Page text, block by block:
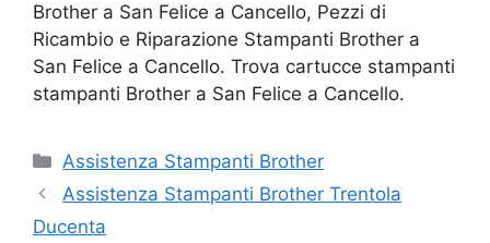
Brother a San Felice a Cancello, Pezzi di
Ricambio e Riparazione Stampanti Brother a
San Felice a Cancello. Trova cartucce stampanti
stampanti Brother a San Felice a Cancello.
Categorie
Assistenza Stampanti Brother
Assistenza Stampanti Brother Trentola
Ducenta